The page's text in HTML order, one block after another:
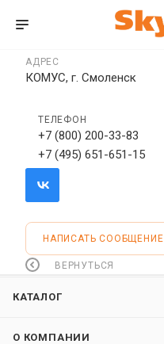
АДРЕС
КОМУС, г. Смоленск
ТЕЛЕФОН
+7 (800) 200-33-83
+7 (495) 651-651-15
НАПИСАТЬ СООБЩЕНИЕ
ВЕРНУТЬСЯ
КАТАЛОГ
О КОМПАНИИ